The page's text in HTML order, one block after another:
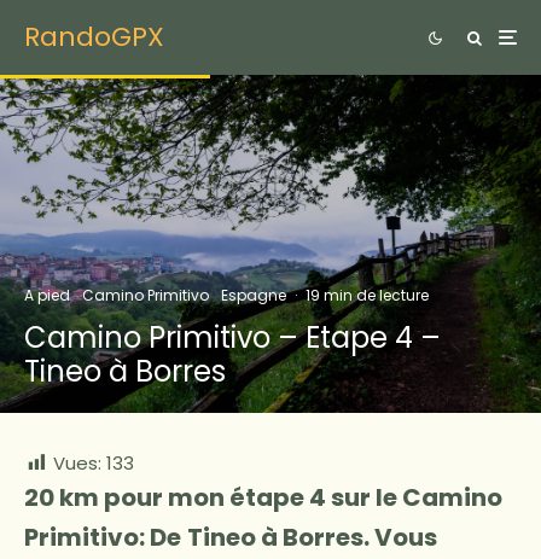
RandoGPX
A pied Camino Primitivo Espagne · 19 min de lecture
Camino Primitivo – Etape 4 –
Tineo à Borres
Vues: 133
20 km pour mon étape 4 sur le Camino
Primitivo: De Tineo à Borres. Vous